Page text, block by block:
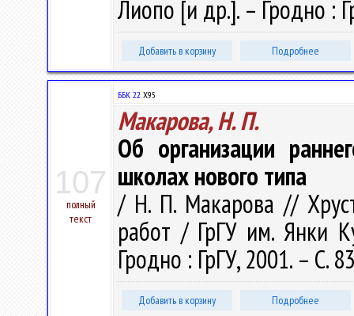
Лиопо [и др.]. – Гродно :
Добавить в корзину Подробнее
107
полный
текст
ББК 22.Х95
Макарова, Н. П.
Об организации
школах нового типа
/ Н. П. Макарова //
работ / ГрГУ им. Янки
Гродно : ГрГУ, 2001. – С.
Добавить в корзину Подробнее